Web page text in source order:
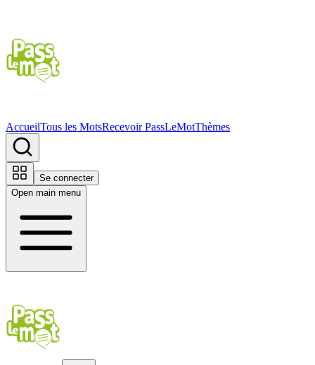
AccueilTous les MotsRecevoir PassLeMotThèmes
Se connecter
Open main menu